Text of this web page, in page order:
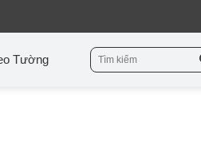
Tường
Tìm
kiếm: